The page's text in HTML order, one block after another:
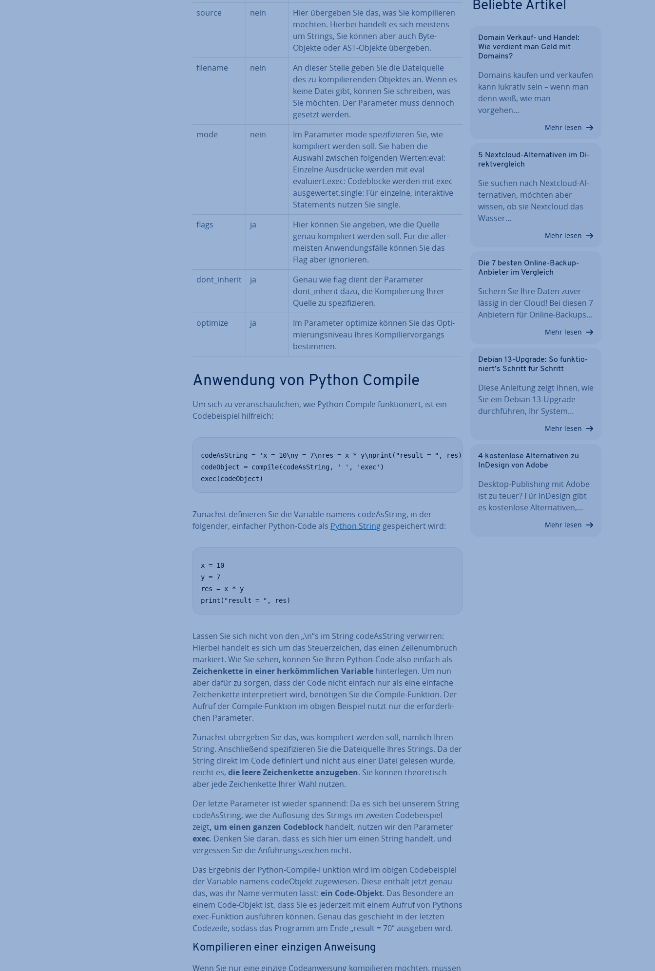
source
nein
Hier übergeben Sie das, was Sie kom­pi­lie­ren
möchten. Hierbei handelt es sich meistens
um Strings, Sie können aber auch Byte-
Objekte oder AST-Objekte übergeben.
filename
nein
An dieser Stelle geben Sie die Da­tei­quel­le
des zu kom­pi­lie­ren­den Objektes an. Wenn es
keine Datei gibt, können Sie schreiben, was
Sie möchten. Der Parameter muss dennoch
gesetzt werden.
mode
nein
Im Parameter mode spe­zi­fi­zie­ren Sie, wie
kom­pi­liert werden soll. Sie haben die
Auswahl zwischen folgenden Werten:eval:
Einzelne Ausdrücke werden mit eval
evaluiert.exec: Code­blö­cke werden mit exec
aus­ge­wer­tet.single: Für einzelne, in­ter­ak­ti­ve
State­ments nutzen Sie single.
flags
ja
Hier können Sie angeben, wie die Quelle
genau kom­pi­liert werden soll. Für die al­ler­
meis­ten An­wen­dungs­fäl­le können Sie das
Flag aber igno­rie­ren.
dont_inherit
ja
Genau wie flag dient der Parameter
dont_inherit dazu, die Kom­pi­lie­rung Ihrer
Quelle zu spe­zi­fi­zie­ren.
optimize
ja
Im Parameter optimize können Sie das Op­ti­
mie­rungs­ni­veau Ihres Kom­pi­lier­vor­gangs
bestimmen.
Anwendung von Python Compile
Um sich zu ver­an­schau­li­chen, wie Python Compile funk­tio­niert, ist ein
Code­bei­spiel hilfreich:
codeAsString = 'x = 10\ny = 7\nres = x * y\nprint("result = ", res)'
codeObject = compile(codeAsString, ' ', 'exec')
exec(codeObject)
Zunächst de­fi­nie­ren Sie die Variable namens code­As­String, in der
folgender, einfacher Python-Code als Python String ge­spei­chert wird:
x = 10
y = 7
res = x * y
print("result = ", res)
Lassen Sie sich nicht von den „\n“s im String code­As­String verwirren:
Hierbei handelt es sich um das Steu­er­zei­chen, das einen Zei­len­um­bruch
markiert. Wie Sie sehen, können Sie Ihren Python-Code also einfach als
Zei­chen­ket­te in einer her­kömm­li­chen Variable hin­ter­le­gen. Um nun
aber dafür zu sorgen, dass der Code nicht einfach nur als eine einfache
Zei­chen­ket­te in­ter­pre­tiert wird, benötigen Sie die Compile-Funktion. Der
Aufruf der Compile-Funktion im obigen Beispiel nutzt nur die er­for­der­li­
chen Parameter.
Zunächst übergeben Sie das, was kom­pi­liert werden soll, nämlich Ihren
String. An­schlie­ßend spe­zi­fi­zie­ren Sie die Da­tei­quel­le Ihres Strings. Da der
String direkt im Code definiert und nicht aus einer Datei gelesen wurde,
reicht es, die leere Zei­chen­ket­te anzugeben. Sie können theo­re­tisch
aber jede Zei­chen­ket­te Ihrer Wahl nutzen.
Der letzte Parameter ist wieder spannend: Da es sich bei unserem String
code­As­String, wie die Auflösung des Strings im zweiten Code­bei­spiel
zeigt, um einen ganzen Codeblock handelt, nutzen wir den Parameter
exec. Denken Sie daran, dass es sich hier um einen String handelt, und
vergessen Sie die An­füh­rungs­zei­chen nicht.
Das Ergebnis der Python-Compile-Funktion wird im obigen Code­bei­spiel
der Variable namens code­Ob­jekt zu­ge­wie­sen. Diese enthält jetzt genau
das, was ihr Name vermuten lässt: ein Code-Objekt. Das Besondere an
einem Code-Objekt ist, dass Sie es jederzeit mit einem Aufruf von Pythons
exec-Funktion ausführen können. Genau das geschieht in der letzten
Codezeile, sodass das Programm am Ende „result = 70“ ausgeben wird.
Kom­pi­lie­ren einer einzigen Anweisung
Wenn Sie nur eine einzige Code­an­wei­sung kom­pi­lie­ren möchten, müssen
Beliebte Artikel
Domain Verkauf- und Handel:
Wie verdient man Geld mit
Domains?
Domains kaufen und verkaufen
kann lukrativ sein – wenn man
denn weiß, wie man
vorgehen…
Mehr lesen
5 Nextcloud-Al­ter­na­ti­ven im Di­
rekt­ver­gleich
Sie suchen nach Nextcloud-Al­
ter­na­ti­ven, möchten aber
wissen, ob sie Nextcloud das
Wasser…
Mehr lesen
Die 7 besten Online-Backup-
Anbieter im Vergleich
Sichern Sie Ihre Daten zu­ver­
läs­sig in der Cloud! Bei diesen 7
Anbietern für Online-Backups…
Mehr lesen
Debian 13-Upgrade: So funk­tio­
niert’s Schritt für Schritt
Diese Anleitung zeigt Ihnen, wie
Sie ein Debian 13-Upgrade
durch­füh­ren, Ihr System…
Mehr lesen
4 kos­ten­lo­se Al­ter­na­ti­ven zu
InDesign von Adobe
Desktop-Pu­bli­shing mit Adobe
ist zu teuer? Für InDesign gibt
es kos­ten­lo­se Al­ter­na­ti­ven,…
Mehr lesen